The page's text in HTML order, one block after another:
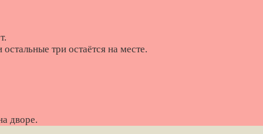
три остаётся на месте.
дворе.